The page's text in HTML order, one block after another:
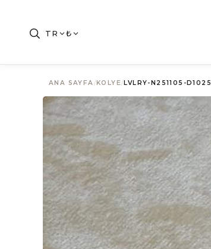
TR ₺
ANA SAYFA/KOLYE/LVLRY-N251105-D1025